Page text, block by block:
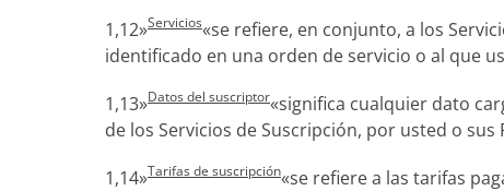
1,12»Servicios«se refiere, en conjunto, a los
identificado en una orden de servicio o al que
1,13»Datos del suscriptor«significa cualquier dato
de los Servicios de Suscripción, por usted o
1,14»Tarifas de suscripción«se refiere a las tarifas